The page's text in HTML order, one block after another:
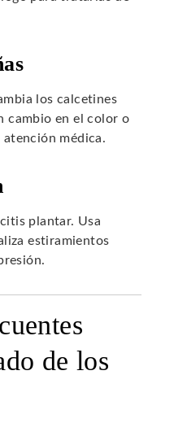
los calcetines
cambio en el color o
médica.
plantar. Usa
estiramientos
de los